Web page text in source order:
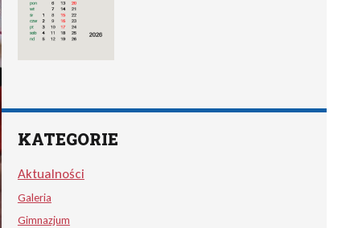
KATEGORIE
Aktualności
Galeria
Gimnazjum